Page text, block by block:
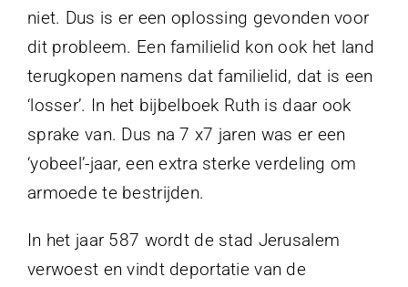
niet. Dus is er een oplossing gevonden voor
dit probleem. Een familielid kon ook het land
terugkopen namens dat familielid, dat is een
‘losser’. In het bijbelboek Ruth is daar ook
sprake van. Dus na 7 x7 jaren was er een
‘yobeel’-jaar, een extra sterke verdeling om
armoede te bestrijden.
In het jaar 587 wordt de stad Jerusalem
verwoest en vindt deportatie van de